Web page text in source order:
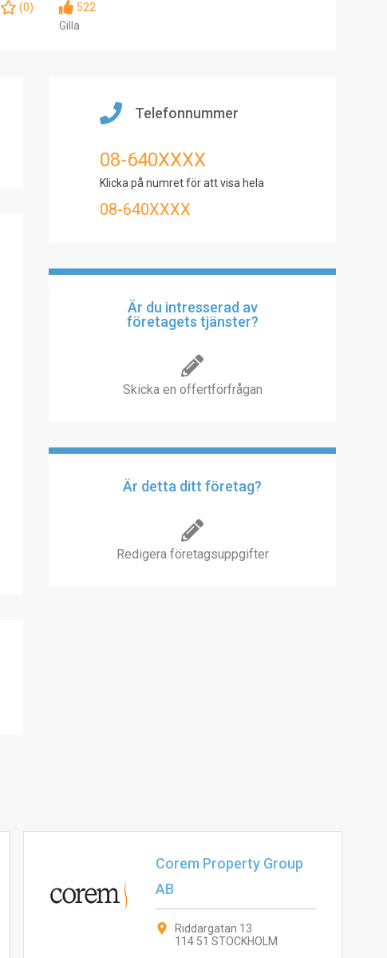
(0)
522
Gilla
Telefonnummer
08-640XXXX
Klicka på numret för att visa hela
08-640XXXX
Är du intresserad av
företagets tjänster?
Skicka en offertförfrågan
Är detta ditt företag?
Redigera företagsuppgifter
Corem Property Group
AB
Riddargatan 13
114 51 STOCKHOLM